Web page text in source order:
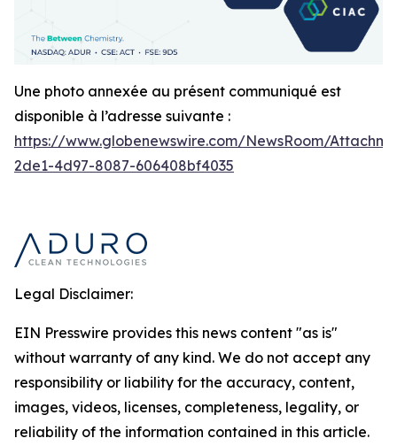
Une photo annexée au présent communiqué est
disponible à l’adresse suivante :
https://www.globenewswire.com/NewsRoom/
2de1-4d97-8087-606408bf4035
Legal Disclaimer:
EIN Presswire provides this news content "as is"
without warranty of any kind. We do not accept any
responsibility or liability for the accuracy, content,
images, videos, licenses, completeness, legality, or
reliability of the information contained in this article.